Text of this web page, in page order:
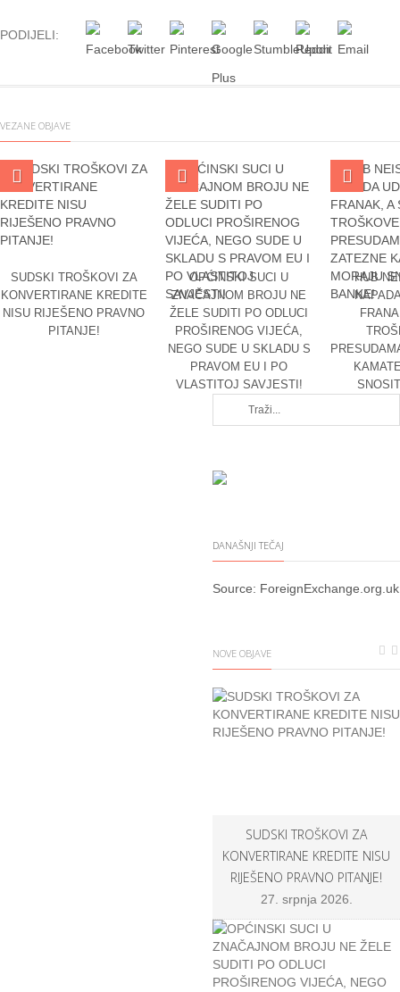
PODIJELI:
VEZANE OBJAVE
SUDSKI TROŠKOVI ZA
KONVERTIRANE KREDITE
NISU RIJEŠENO PRAVNO
PITANJE!
OPĆINSKI SUCI U
ZNAČAJNOM BROJU NE
ŽELE SUDITI PO ODLUCI
PROŠIRENOG VIJEĆA,
NEGO SUDE U SKLADU S
PRAVOM EU I PO
VLASTITOJ SAVJESTI!
HUB
DANAŠNJI TEČAJ
Source: ForeignExchange.org.uk
NOVE OBJAVE
SUDSKI TROŠKOVI ZA
KONVERTIRANE KREDITE NISU
RIJEŠENO PRAVNO PITANJE!
27. srpnja 2026.